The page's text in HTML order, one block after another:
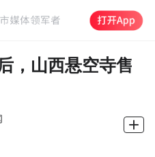
，山西悬空寺售